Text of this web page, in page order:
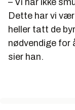
– Vi har ikke
Dette har vi
heller tatt de
nødvendige for
sier han.